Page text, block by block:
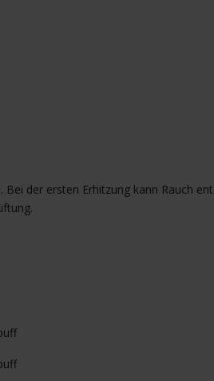
der ersten Erhitzung kann Rauch